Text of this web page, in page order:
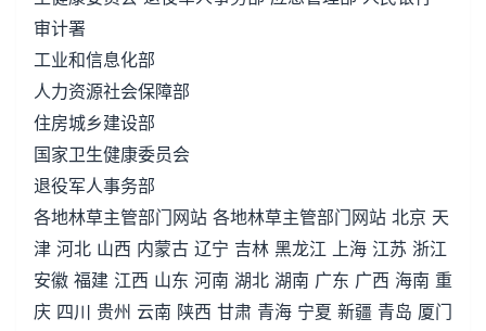
审计署
工业和信息化部
人力资源社会保障部
住房城乡建设部
国家卫生健康委员会
退役军人事务部
各地林草主管部门网站 各地林草主管部门网站 北京 天
津 河北 山西 内蒙古 辽宁 吉林 黑龙江 上海 江苏 浙江
安徽 福建 江西 山东 河南 湖北 湖南 广东 广西 海南 重
庆 四川 贵州 云南 陕西 甘肃 青海 宁夏 新疆 青岛 厦门